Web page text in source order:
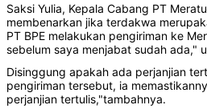
Saksi Yulia, Kepala Cabang PT
membenarkan jika terdakwa
PT BPE melakukan pengiriman ke
sebelum saya menjabat sudah ada,"
Disinggung apakah ada perjanjian
pengiriman tersebut, ia
perjanjian tertulis,"tambahnya.